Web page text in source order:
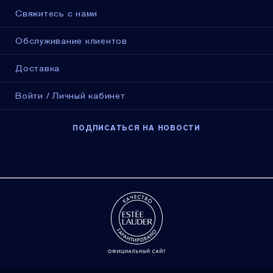
Свяжитесь с нами
Обслуживание клиентов
Доставка
Войти / Личный кабинет
ПОДПИСАТЬСЯ НА НОВОСТИ